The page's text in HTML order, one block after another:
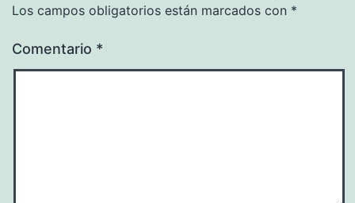
Los campos obligatorios están marcados con *
Comentario *